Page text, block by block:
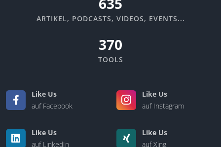
ARTIKEL, PODCASTS, VIDEOS, EVENTS...
370
TOOLS
Like Us
auf Facebook
Like Us
auf Instagram
Like Us
auf LinkedIn
Like Us
auf Xing